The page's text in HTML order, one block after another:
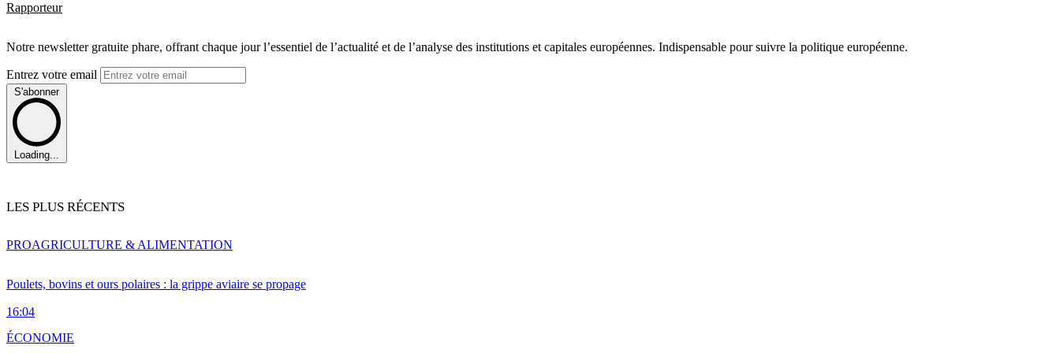
Rapporteur
Notre newsletter gratuite phare, offrant chaque jour l’essentiel de l’actualité et de l’analyse des institutions et capitales européennes. Indispensable pour suivre la politique européenne.
Entrez votre email
S'abonner
Loading...
LES PLUS RÉCENTS
Poulets, bovins et ours polaires : la grippe aviaire se propage
16:04
PROAGRICULTURE & ALIMENTATION
ÉCONOMIE